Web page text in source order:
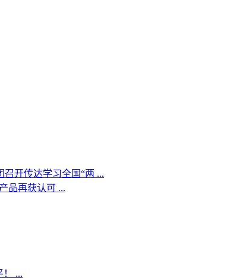
召开传达学习全国“两 ...
品再获认可 ...
！ ...